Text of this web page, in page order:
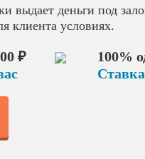
выдает деньги под
клиента условиях.
₽
100%